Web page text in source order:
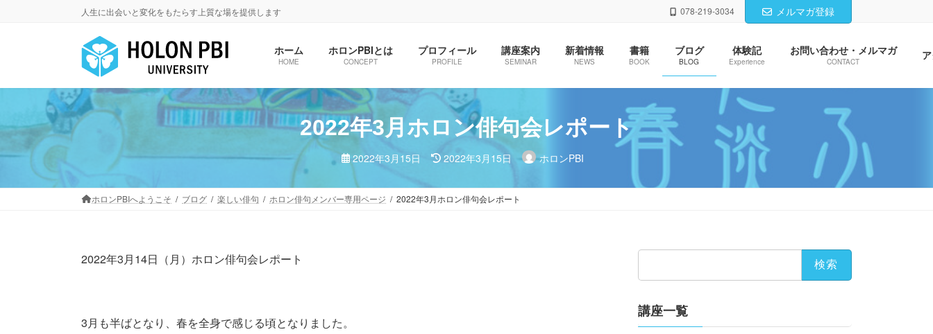
へ
キ
プ
ョ
に
動
人生に出会いと変化をもたらす上質な場を提供します 078-219-3034 メルマガ登録
ホーム
HOME
ホロンPBIとは
CONCEPT
プロフィール
PROFILE
講座案内
SEMINAR
新着情報
NEWS
書籍
BOOK
ブログ
BLOG
体験記
Experience
お問い合わせ・メルマガ
CONTACT
2022年3月ホロン俳句会レポート
2022年3月15日 最
終
日
時
2022年3月15日 ホロンPBI
ホロンPBIへようこそ ブログ 楽しい俳句 ホロン俳句メンバー専用ページ 2022年3月ホロン俳句会レポート
2022年3月14日（月）ホロン俳句会レポート
3月も半ばとなり、春を全身で感じる頃となりました。
検
講座一覧